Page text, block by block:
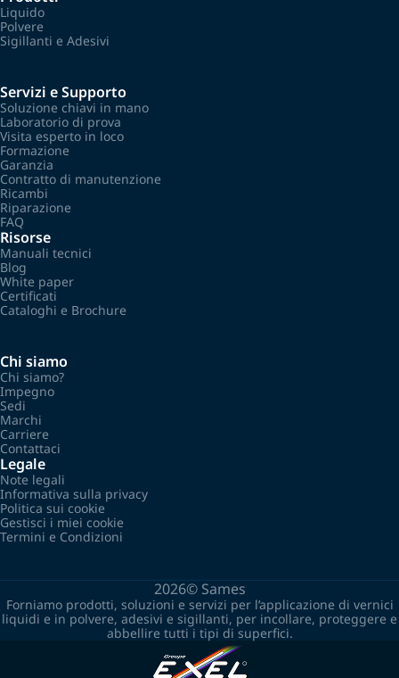
Liquido
Polvere
Sigillanti e Adesivi
Servizi e Supporto
Soluzione chiavi in mano
Laboratorio di prova
Visita esperto in loco
Formazione
Garanzia
Contratto di manutenzione
Ricambi
Riparazione
FAQ
Risorse
Manuali tecnici
Blog
White paper
Certificati
Cataloghi e Brochure
Chi siamo
Chi siamo?
Impegno
Sedi
Marchi
Carriere
Contattaci
Legale
Note legali
Informativa sulla privacy
Politica sui cookie
Gestisci i miei cookie
Termini e Condizioni
2026© Sames
Forniamo prodotti, soluzioni e servizi per l’applicazione di vernici
liquidi e in polvere, adesivi e sigillanti, per incollare, proteggere e
abbellire tutti i tipi di superfici.